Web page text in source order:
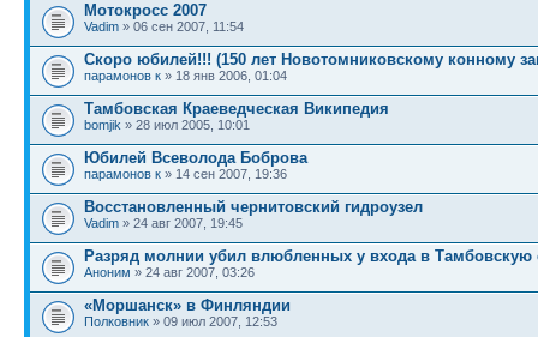
Мотокросс 2007
Vadim » 06 сен 2007, 11:54
Скоро юбилей!!! (150 лет Новотомниковскому конному
парамонов к » 18 янв 2006, 01:04
Тамбовская Краеведческая Википедия
bomjik » 28 июл 2005, 10:01
Юбилей Всеволода Боброва
парамонов к » 14 сен 2007, 19:36
Восстановленный чернитовский гидроузел
Vadim » 24 авг 2007, 19:45
Разряд молнии убил влюбленных у входа в Тамбовскую
Аноним » 24 авг 2007, 03:26
«Моршанск» в Финляндии
Полковник » 09 июл 2007, 12:53